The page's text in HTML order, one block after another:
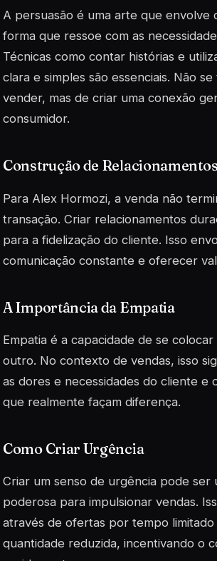
A persuasão é uma arte que envolve
forma que ressoe com as
Técnicas como contar histórias e
clara e simples são essenciais. Não
vender, mas de criar uma conexão
consumidor.
Construção de
Para Alex Hormozi, a venda não
transação. Criar relacionamentos
para a fidelização do cliente. Isso
comunicação constante e oferecer
A Importância da Empatia
Empatia é a capacidade de se
outro. No contexto de vendas, isso
as dores e necessidades do cliente e
que realmente façam diferença.
Como Criar Urgência
Criar um senso de urgência pode ser
poderosa para impulsionar vendas.
através de ofertas por tempo
quantidade reduzida, incentivando o